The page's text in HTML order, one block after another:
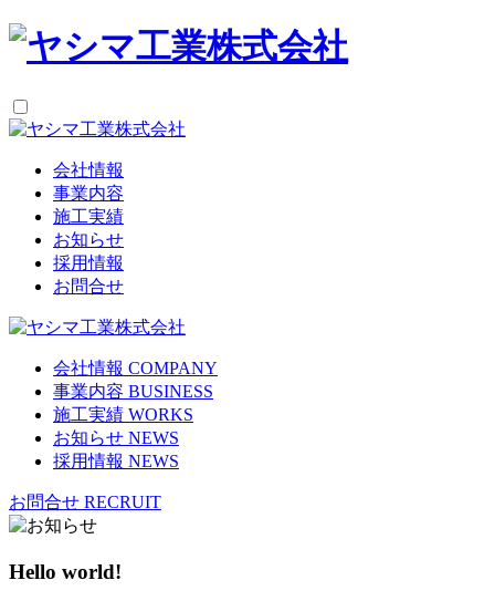
会社情報
事業内容
施工実績
お知らせ
採用情報
お問合せ
会社情報 COMPANY
事業内容 BUSINESS
施工実績 WORKS
お知らせ NEWS
採用情報 NEWS
お問合せ RECRUIT
Hello world!